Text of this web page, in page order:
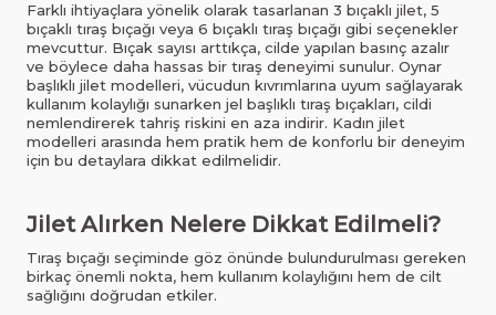
Farklı ihtiyaçlara yönelik olarak tasarlanan 3 bıçaklı jilet, 5
bıçaklı tıraş bıçağı veya 6 bıçaklı tıraş bıçağı gibi seçenekler
mevcuttur. Bıçak sayısı arttıkça, cilde yapılan basınç azalır
ve böylece daha hassas bir tıraş deneyimi sunulur. Oynar
başlıklı jilet modelleri, vücudun kıvrımlarına uyum sağlayarak
kullanım kolaylığı sunarken jel başlıklı tıraş bıçakları, cildi
nemlendirerek tahriş riskini en aza indirir. Kadın jilet
modelleri arasında hem pratik hem de konforlu bir deneyim
için bu detaylara dikkat edilmelidir.
Jilet Alırken Nelere Dikkat Edilmeli?
Tıraş bıçağı seçiminde göz önünde bulundurulması gereken
birkaç önemli nokta, hem kullanım kolaylığını hem de cilt
sağlığını doğrudan etkiler.